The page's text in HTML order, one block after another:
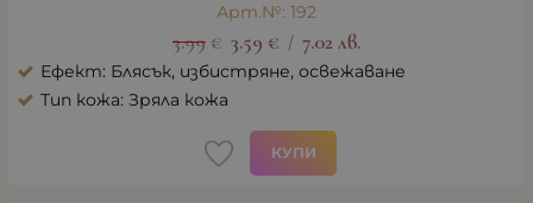
Арт.№: 192
3.99 € 3.59 € / 7.02 лв.
Ефект: Блясък, избистряне, освежаване
Тип кожа: Зряла кожа
КУПИ